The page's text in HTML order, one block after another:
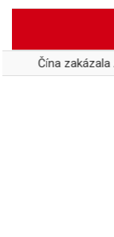
Skip
content
zakázala AI